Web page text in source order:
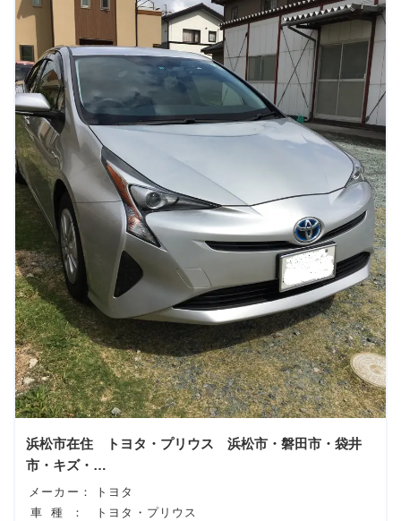
浜松市在住 トヨタ・プリウス 浜松市・磐田市・袋井
市・キズ・…
メーカー：
トヨタ
車種：
トヨタ・プリウス